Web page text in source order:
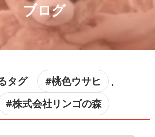
ブログ
タグ #桃色ウサヒ
,
#株式会社リンゴの森